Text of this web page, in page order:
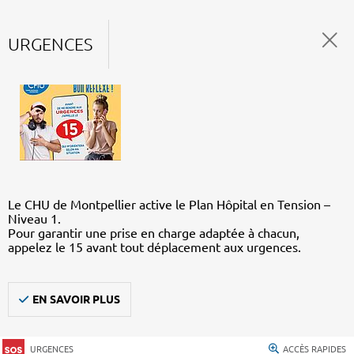
URGENCES
Le CHU de Montpellier active le Plan Hôpital en Tension –
Niveau 1.
Pour garantir une prise en charge adaptée à chacun,
appelez le 15 avant tout déplacement aux urgences.
EN SAVOIR PLUS
URGENCES ACCÈS RAPIDES